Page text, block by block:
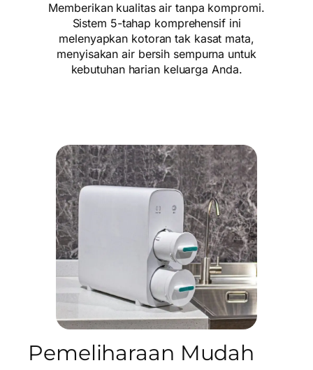
Memberikan kualitas air tanpa kompromi.
Sistem 5-tahap komprehensif ini
melenyapkan kotoran tak kasat mata,
menyisakan air bersih sempurna untuk
kebutuhan harian keluarga Anda.
Pemeliharaan Mudah